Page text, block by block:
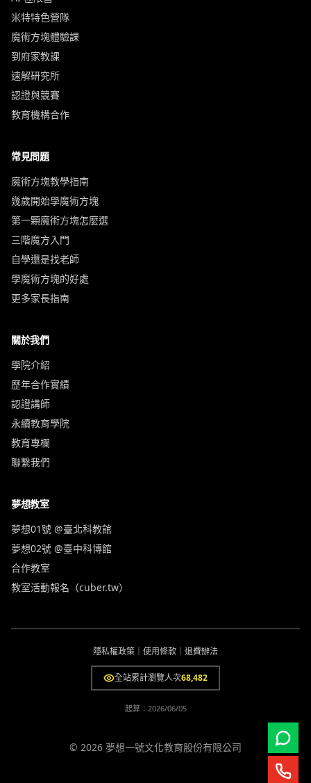
米特特色營隊
魔術方塊體驗課
到府家教課
速解研究所
認證與競賽
教育機構合作
常見問題
魔術方塊教學指南
幾歲開始學魔術方塊
第一顆魔術方塊怎麼選
三階魔方入門
自學還是找老師
學魔術方塊的好處
更多家長指南
關於我們
學院介紹
歷年合作實績
認證講師
永續教育學院
教育專欄
聯繫我們
夢想教室
夢想01號 @臺北科教館
夢想02號 @臺中科博館
合作教室
教室活動報名（cuber.tw）
隱私權政策 使用條款 退費辦法
全站累計瀏覽人次68,482
起算： 2026/06/05
© 2026 夢想一號文化教育股份有限公司